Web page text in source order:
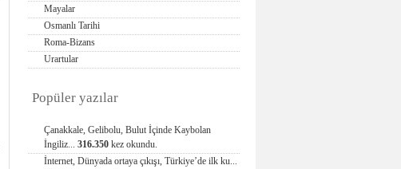
Mayalar
Osmanlı Tarihi
Roma-Bizans
Urartular
Popüler yazılar
Çanakkale, Gelibolu, Bulut İçinde Kaybolan
İngiliz... 316.350 kez okundu.
İnternet, Dünyada ortaya çıkışı, Türkiye’de ilk ku...